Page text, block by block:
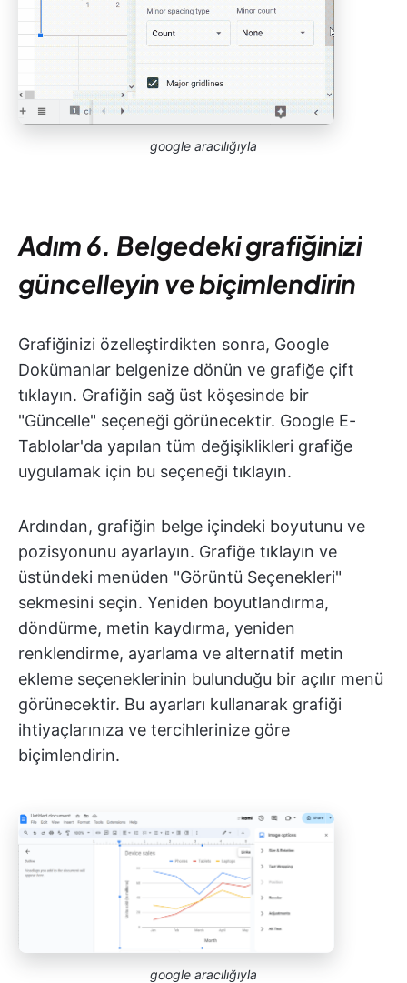
google aracılığıyla
Adım 6. Belgedeki grafiğinizi
güncelleyin ve biçimlendirin
Grafiğinizi özelleştirdikten sonra, Google
Dokümanlar belgenize dönün ve grafiğe çift
tıklayın. Grafiğin sağ üst köşesinde bir
"Güncelle" seçeneği görünecektir. Google E-
Tablolar'da yapılan tüm değişiklikleri grafiğe
uygulamak için bu seçeneği tıklayın.
Ardından, grafiğin belge içindeki boyutunu ve
pozisyonunu ayarlayın. Grafiğe tıklayın ve
üstündeki menüden "Görüntü Seçenekleri"
sekmesini seçin. Yeniden boyutlandırma,
döndürme, metin kaydırma, yeniden
renklendirme, ayarlama ve alternatif metin
ekleme seçeneklerinin bulunduğu bir açılır menü
görünecektir. Bu ayarları kullanarak grafiği
ihtiyaçlarınıza ve tercihlerinize göre
biçimlendirin.
google aracılığıyla